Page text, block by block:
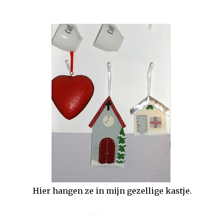
Hier hangen ze in mijn gezellige kastje.